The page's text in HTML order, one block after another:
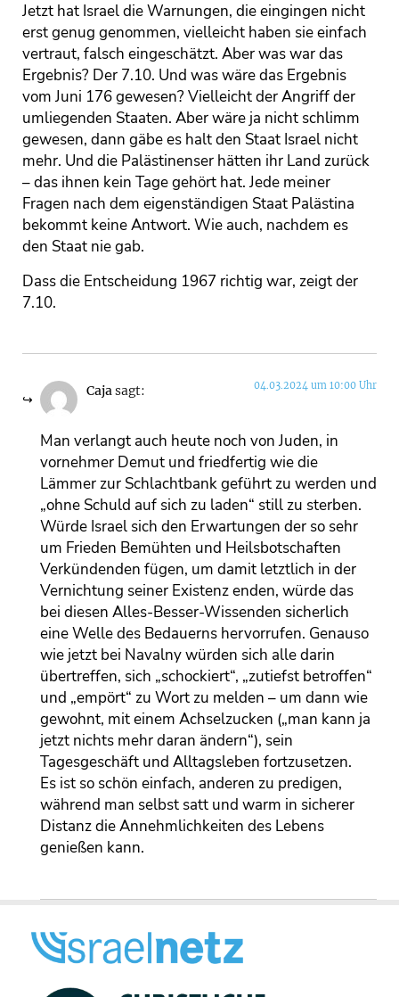
Jetzt hat Israel die Warnungen, die eingingen nicht
erst genug genommen, vielleicht haben sie einfach
vertraut, falsch eingeschätzt. Aber was war das
Ergebnis? Der 7.10. Und was wäre das Ergebnis
vom Juni 176 gewesen? Vielleicht der Angriff der
umliegenden Staaten. Aber wäre ja nicht schlimm
gewesen, dann gäbe es halt den Staat Israel nicht
mehr. Und die Palästinenser hätten ihr Land zurück
– das ihnen kein Tage gehört hat. Jede meiner
Fragen nach dem eigenständigen Staat Palästina
bekommt keine Antwort. Wie auch, nachdem es
den Staat nie gab.
Dass die Entscheidung 1967 richtig war, zeigt der
7.10.
Cajasagt: 04.03.2024 um 10:00 Uhr
Man verlangt auch heute noch von Juden, in
vornehmer Demut und friedfertig wie die
Lämmer zur Schlachtbank geführt zu werden und
„ohne Schuld auf sich zu laden“ still zu sterben.
Würde Israel sich den Erwartungen der so sehr
um Frieden Bemühten und Heilsbotschaften
Verkündenden fügen, um damit letztlich in der
Vernichtung seiner Existenz enden, würde das
bei diesen Alles-Besser-Wissenden sicherlich
eine Welle des Bedauerns hervorrufen. Genauso
wie jetzt bei Navalny würden sich alle darin
übertreffen, sich „schockiert“, „zutiefst betroffen“
und „empört“ zu Wort zu melden – um dann wie
gewohnt, mit einem Achselzucken („man kann ja
jetzt nichts mehr daran ändern“), sein
Tagesgeschäft und Alltagsleben fortzusetzen.
Es ist so schön einfach, anderen zu predigen,
während man selbst satt und warm in sicherer
Distanz die Annehmlichkeiten des Lebens
genießen kann.